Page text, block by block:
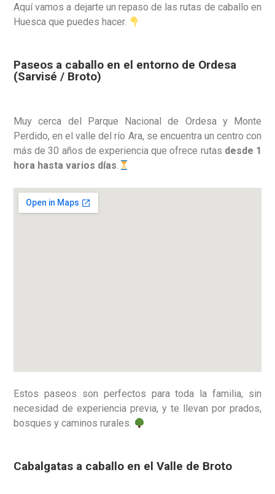
Aquí vamos a dejarte un repaso de las rutas de caballo en
Huesca que puedes hacer.
Paseos a caballo en el entorno de Ordesa
(Sarvisé / Broto)
Muy cerca del Parque Nacional de Ordesa y Monte
Perdido, en el valle del río Ara, se encuentra un centro con
más de 30 años de experiencia que ofrece rutas desde 1
hora hasta varios días.
Estos paseos son perfectos para toda la familia, sin
necesidad de experiencia previa, y te llevan por prados,
bosques y caminos rurales.
Cabalgatas a caballo en el Valle de Broto